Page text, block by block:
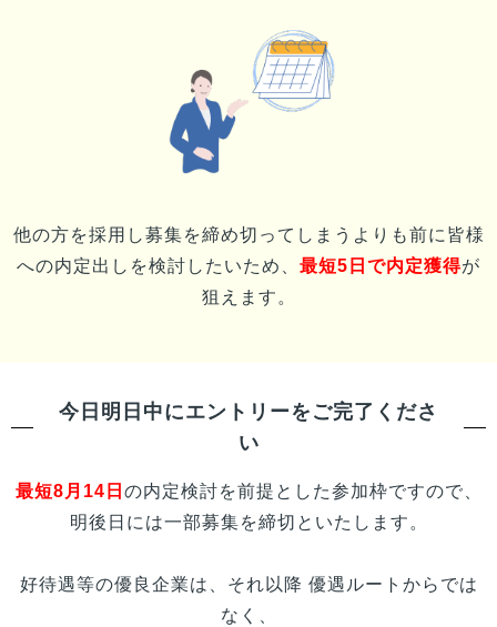
他の方を採用し募集を締め切ってしまうよりも前に 皆様
への内定出しを検討したいため、 最短5日で内定獲得が
狙えます。
今日明日中にエントリーをご完了くださ
い
最短8月14日 の内定検討を前提とした参加枠ですので、
明後日には一部募集を締切といたします。
好待遇等の優良企業は、それ以降 優遇ルートからでは
なく、